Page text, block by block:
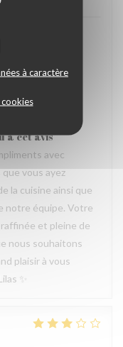
à caractère
expertise, tres
et raffiné au
pour un
fois. Je
à cet avis
avec
que vous ayez
la cuisine ainsi que
notre équipe. Votre
raffinée et pleine de
nous souhaitons
plaisir à vous
✨